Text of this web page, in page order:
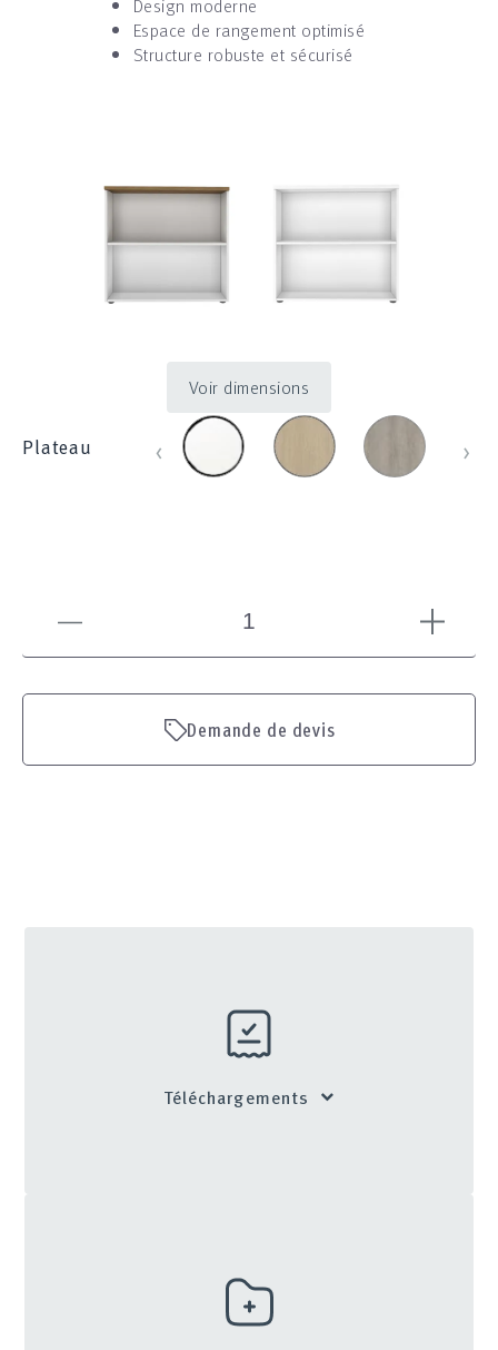
Espace de rangement optimisé
Structure robuste et sécurisé
Voir dimensions
Plateau
blanc_100chene_431
‹ ›
Demande de devis
Téléchargements